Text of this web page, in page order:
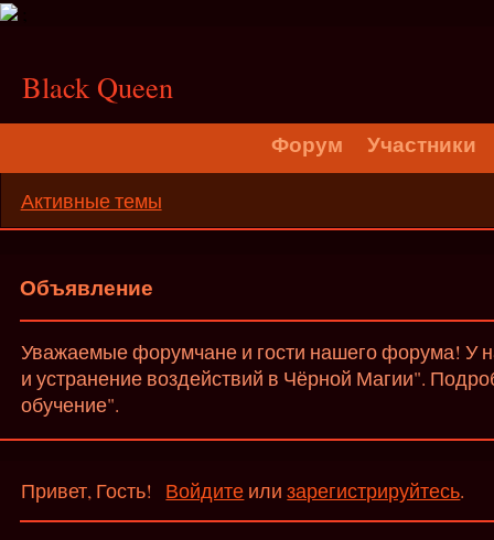
Black Queen
Форум Участники
Активные темы
Объявление
Уважаемые форумчане и гости нашего форума! У
и устранение воздействий в Чёрной Магии".
обучение".
Привет, Гость! Войдите илизарегистрируйтесь.